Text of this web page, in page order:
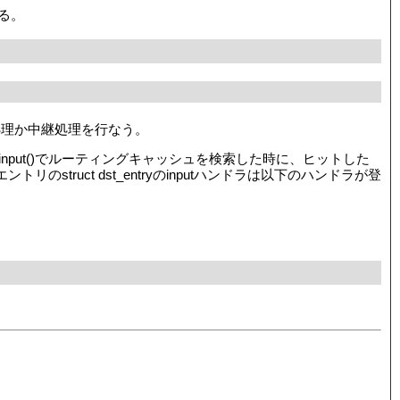
。
か中継処理を行なう。
でルーティングキャッシュを検索した時に、ヒットした
トリのstruct dst_entryのinputハンドラは以下のハンドラが登